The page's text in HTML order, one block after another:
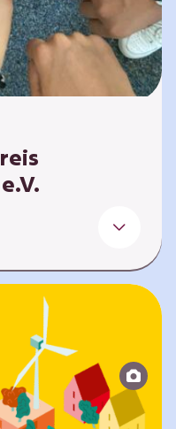
und führt
An
für
Vorschulalter bis
Programmen für
Unsere